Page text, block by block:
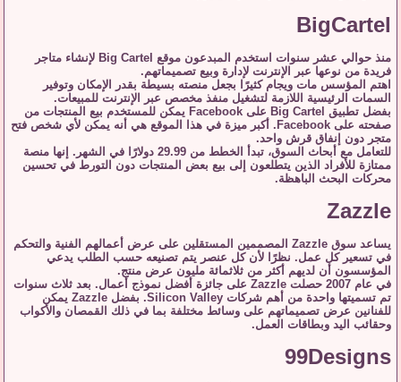
BigCartel
منذ حوالي عشر سنوات استخدم المبدعون موقع Big Cartel لإنشاء متاجر
فريدة من نوعها عبر الإنترنت لإدارة وبيع تصميماتهم.
اهتم المؤسس مات ويجام كثيرًا بجعل منصته بسيطة بقدر الإمكان وتوفير
السمات الرئيسية اللازمة لتشغيل منفذ مخصص عبر الإنترنت للمبيعات.
بفضل تطبيق Big Cartel على Facebook يمكن للمستخدم بيع المنتجات من
صفحته على Facebook. أكبر ميزة في هذا الموقع هي أنه يمكن لأي شخص فتح
متجر دون إنفاق قرش واحد.
للتعامل مع أبحاث السوق، تبدأ الخطط من 29.99 دولارًا في الشهر. إنها منصة
ممتازة للأفراد الذين يتطلعون إلى بيع بعض المنتجات دون التورط في تحسين
محركات البحث الباهظة.
Zazzle
يساعد سوق Zazzle المصممين المستقلين على عرض أعمالهم الفنية والتحكم
في تسعير كل عمل. نظرًا لأن كل عنصر يتم تصنيعه حسب الطلب يدعي
المؤسسون أن لديهم أكثر من ثلاثمائة مليون عرض منتج.
في عام 2007 حصلت Zazzle على جائزة أفضل نموذج أعمال. بعد ثلاث سنوات
تم تسميتها واحدة من أهم شركات Silicon Valley. بفضل Zazzle يمكن
للفنانين عرض تصميماتهم على وسائط مختلفة بما في ذلك القمصان والأكواب
وحقائب اليد وبطاقات العمل.
99Designs